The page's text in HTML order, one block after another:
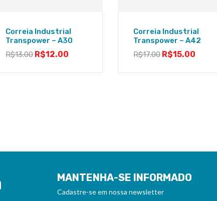
Correia Industrial
Transpower – A30
R$13.00 R$12.00
Correia Industrial
Transpower – A42
R$17.00 R$15.00
MANTENHA-SE INFORMADO
Cadastre-se em nossa newsletter